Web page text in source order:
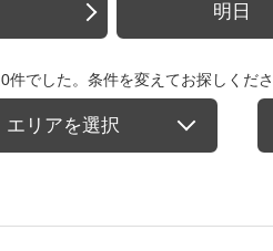
明日
件でした。条件を変えてお探しくださ
エリアを選択